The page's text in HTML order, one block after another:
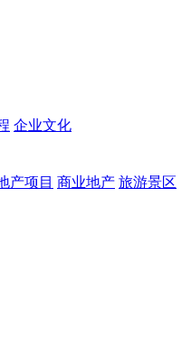
企业文化
产项目 商业地产 旅游景区